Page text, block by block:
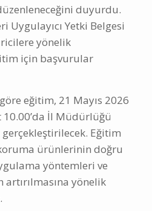
duyurdu.
Uygulayıcı Yetki Belgesi
yönelik
için başvurular
eğitim, 21 Mayıs 2026
İl Müdürlüğü
gerçekleştirilecek. Eğitim
ürünlerinin doğru
yöntemleri ve
yönelik